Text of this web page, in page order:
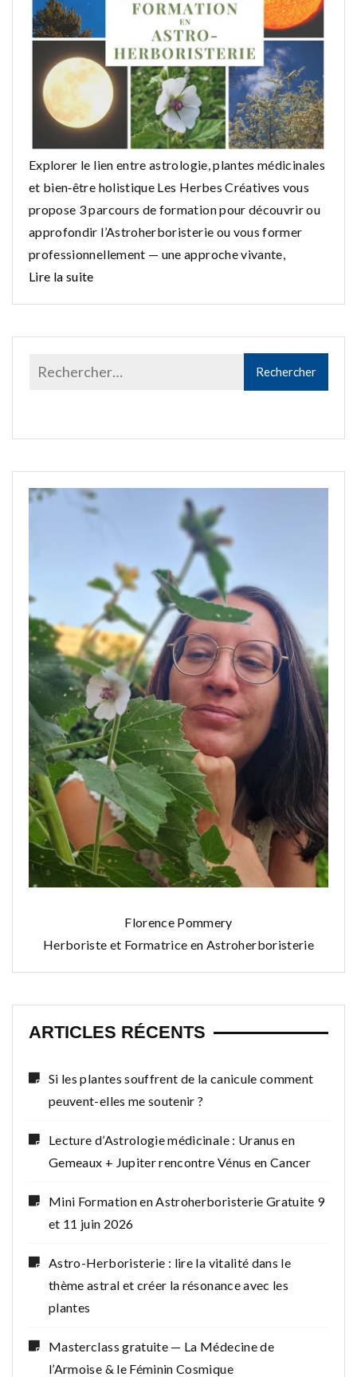
Explorer le lien entre astrologie, plantes médicinales
et bien‑être holistique Les Herbes Créatives vous
propose 3 parcours de formation pour découvrir ou
approfondir l’Astroherboristerie ou vous former
professionnellement — une approche vivante,
Lire la suite
Florence Pommery
Herboriste et Formatrice en Astroherboristerie
ARTICLES RÉCENTS
Si les plantes souffrent de la canicule comment
peuvent-elles me soutenir ?
Lecture d’Astrologie médicinale : Uranus en
Gemeaux + Jupiter rencontre Vénus en Cancer
Mini Formation en Astroherboristerie Gratuite 9
et 11 juin 2026
Astro-Herboristerie : lire la vitalité dans le
thème astral et créer la résonance avec les
plantes
Masterclass gratuite — La Médecine de
l’Armoise & le Féminin Cosmique